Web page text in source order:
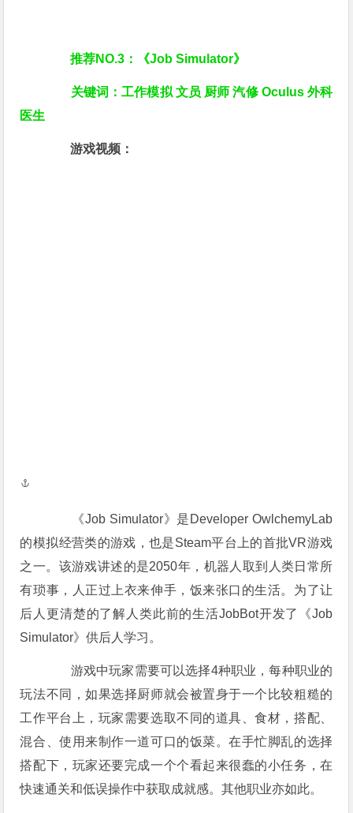
推荐NO.3：《Job Simulator》
关键词：工作模拟 文员 厨师 汽修 Oculus 外科
医生
游戏视频：
《Job Simulator》是Developer OwlchemyLab
的模拟经营类的游戏，也是Steam平台上的首批VR游戏
之一。该游戏讲述的是2050年，机器人取到人类日常所
有琐事，人正过上衣来伸手，饭来张口的生活。为了让
后人更清楚的了解人类此前的生活JobBot开发了《Job
Simulator》供后人学习。
游戏中玩家需要可以选择4种职业，每种职业的
玩法不同，如果选择厨师就会被置身于一个比较粗糙的
工作平台上，玩家需要选取不同的道具、食材，搭配、
混合、使用来制作一道可口的饭菜。在手忙脚乱的选择
搭配下，玩家还要完成一个个看起来很蠢的小任务，在
快速通关和低误操作中获取成就感。其他职业亦如此。